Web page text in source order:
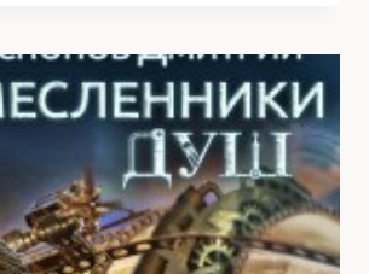
ТОМ
2.
СЛИЯНИЕ.